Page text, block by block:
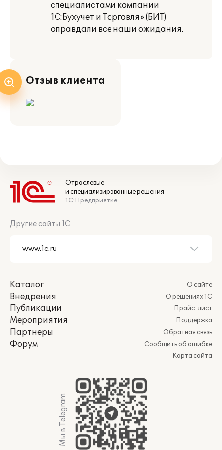
специалистами компании
1С:Бухучет и Торговля» (БИТ)
оправдали все наши ожидания.
Отзыв клиента
Отраслевые
и специализированные решения
1С:Предприятие
Другие сайты 1С
Каталог
Внедрения
Публикации
Мероприятия
Партнеры
Форум
О сайте
О решениях 1С
Прайс-лист
Поддержка
Обратная связь
Сообщить об ошибке
Карта сайта
Мы в Telegram